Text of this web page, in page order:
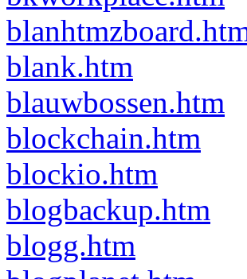
blank.htm
blauwbossen.htm
blockchain.htm
blockio.htm
blogbackup.htm
blogg.htm